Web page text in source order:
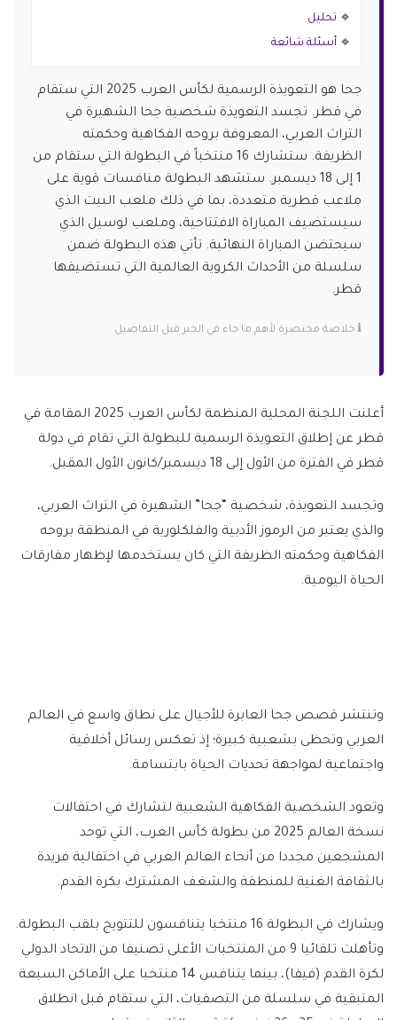
🔹 تحليل
🔹 أسئلة شائعة
جحا هو التعويذة الرسمية لكأس العرب 2025 التي ستقام
في قطر. تجسد التعويذة شخصية جحا الشهيرة في
التراث العربي، المعروفة بروحه الفكاهية وحكمته
الظريفة. ستشارك 16 منتخباً في البطولة التي ستقام من
1 إلى 18 ديسمبر. ستشهد البطولة منافسات قوية على
ملاعب قطرية متعددة، بما في ذلك ملعب البيت الذي
سيستضيف المباراة الافتتاحية، وملعب لوسيل الذي
سيحتضن المباراة النهائية. تأتي هذه البطولة ضمن
سلسلة من الأحداث الكروية العالمية التي تستضيفها
قطر.
ℹ️ خلاصة مختصرة لأهم ما جاء في الخبر قبل التفاصيل
أعلنت اللجنة المحلية المنظمة لكأس العرب 2025 المقامة في
قطر عن إطلاق التعويذة الرسمية للبطولة التي تقام في دولة
قطر في الفترة من الأول إلى 18 ديسمبر/كانون الأول المقبل.
وتجسد التعويذة، شخصية “جحا” الشهيرة في التراث العربي،
والذي يعتبر من الرموز الأدبية والفلكلورية في المنطقة بروحه
الفكاهية وحكمته الظريفة التي كان يستخدمها لإظهار مفارقات
الحياة اليومية.
وتنتشر قصص جحا العابرة للأجيال على نطاق واسع في العالم
العربي وتحظى بشعبية كبيرة؛ إذ تعكس رسائل أخلاقية
واجتماعية لمواجهة تحديات الحياة بابتسامة.
وتعود الشخصية الفكاهية الشعبية لتشارك في احتفالات
نسخة العالم 2025 من بطولة كأس العرب، التي توحد
المشجعين مجددا من أنحاء العالم العربي في احتفالية فريدة
بالثقافة الغنية للمنطقة والشغف المشترك بكرة القدم.
ويشارك في البطولة 16 منتخبا يتنافسون للتتويج بلقب البطولة.
وتأهلت تلقائيا 9 من المنتخبات الأعلى تصنيفا من الاتحاد الدولي
لكرة القدم (فيفا)، بينما يتنافس 14 منتخبا على الأماكن السبعة
المتبقية في سلسلة من التصفيات، التي ستقام قبل انطلاق